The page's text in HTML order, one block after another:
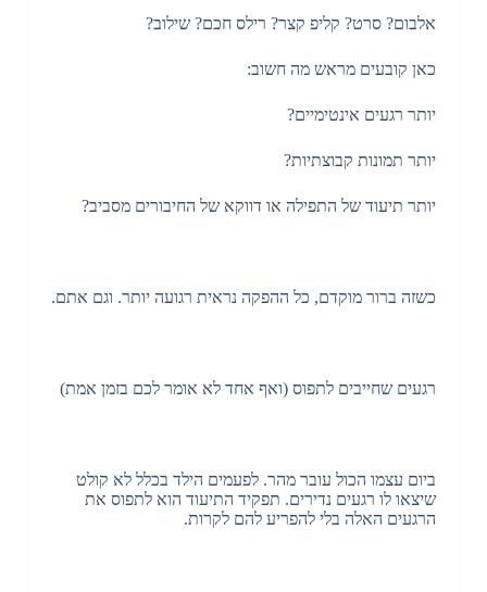
אלבום? סרט? קליפ קצר? רילס חכם? שילוב?
כאן קובעים מראש מה חשוב:
יותר רגעים אינטימיים?
יותר תמונות קבוצתיות?
יותר תיעוד של התפילה או דווקא של החיבורים מסביב?
כשזה ברור מוקדם, כל ההפקה נראית רגועה יותר. וגם אתם.
רגעים שחייבים לתפוס (ואף אחד לא אומר לכם בזמן אמת)
ביום עצמו הכול עובר מהר. לפעמים הילד בכלל לא קולט
שיצאו לו רגעים נדירים. תפקיד התיעוד הוא לתפוס את
הרגעים האלה בלי להפריע להם לקרות.